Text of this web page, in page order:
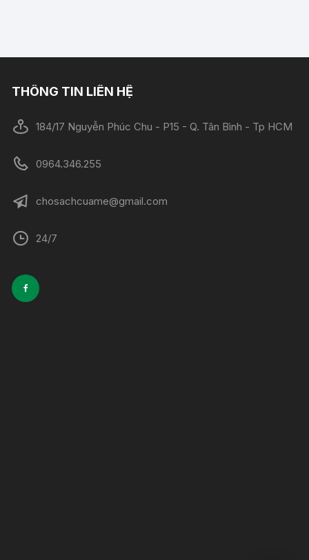
THÔNG TIN LIÊN HỆ
184/17 Nguyễn Phúc Chu - P15 - Q. Tân Bình - Tp HCM
0964.346.255
chosachcuame@gmail.com
24/7